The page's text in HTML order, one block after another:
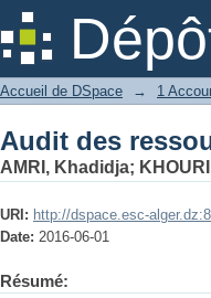
Audit des
Accueil de DSpace →
Audit des
AMRI, Khadidja;
URI: http://dspace.esc-
Date: 2016-06-01
Résumé: